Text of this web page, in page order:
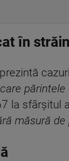
în
la sfârșitul
măsură de